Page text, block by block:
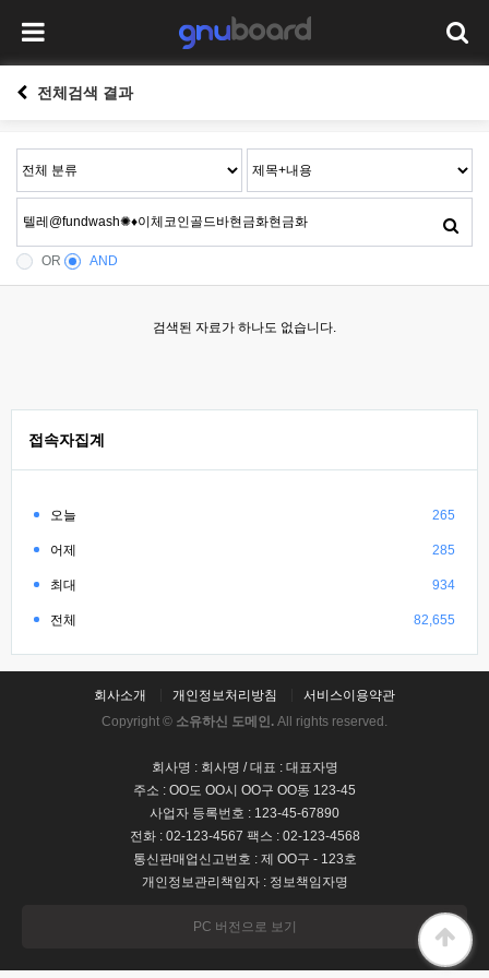
전체검색 결과
OR AND
검색된 자료가 하나도 없습니다.
접속자집계
오늘 265
어제 285
최대 934
전체 82,655
회사소개 개인정보처리방침
서비스이용약관
Copyright © 소유하신 도메인. All rights reserved.
회사명 : 회사명 / 대표 : 대표자명
주소 : OO도 OO시 OO구 OO동 123-45
사업자 등록번호 : 123-45-67890
전화 : 02-123-4567 팩스 : 02-123-4568
통신판매업신고번호 : 제 OO구 - 123호
개인정보관리책임자 : 정보책임자명
PC 버전으로 보기